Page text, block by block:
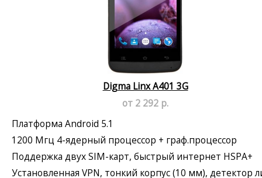
Digma Linx A401 3G
от 2 292 р.
Платформа Android 5.1
1200 Мгц 4-ядерный процессор + граф.процессор
Поддержка двух SIM-карт, быстрый интернет HSPA+
Установленная VPN, тонкий корпус (10 мм), детектор